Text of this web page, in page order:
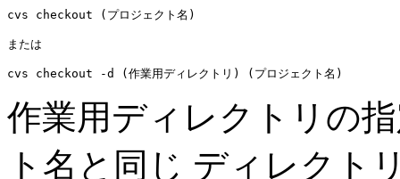
cvs checkout (プロジェクト名)
または
作業用ディレクトリの
ト名と同じ ディレクト